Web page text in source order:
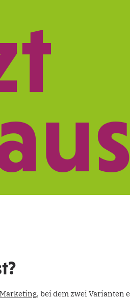
, bei dem zwei Varianten